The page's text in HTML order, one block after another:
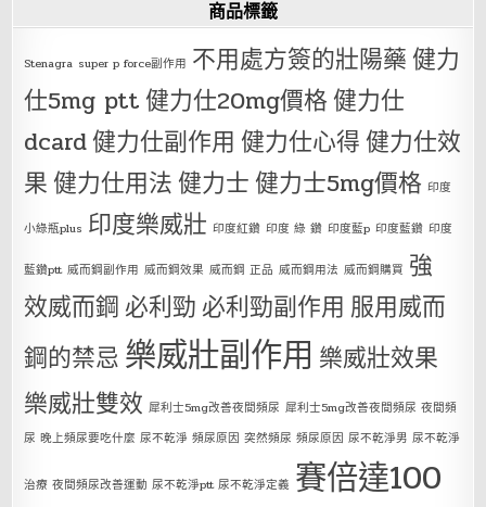
商品標籤
Stenagra super p force副作用 不用處方簽的壯陽藥健力
仕5mg ptt健力仕20mg價格健力仕
dcard健力仕副作用 健力仕心得健力仕效
果健力仕用法健力士健力士5mg價格 印度
小綠瓶plus 印度樂威壯 印度紅鑽 印度 綠 鑽 印度藍p 印度藍鑽 印度
藍鑽ptt 威而鋼副作用 威而鋼效果 威而鋼 正品 威而鋼用法 威而鋼購買 強
效威而鋼 必利勁 必利勁副作用 服用威而
鋼的禁忌 樂威壯副作用 樂威壯效果
樂威壯雙效 犀利士5mg改善夜間頻尿 犀利士5mg改善夜間頻尿 夜間頻
尿 晚上頻尿要吃什麼 尿不乾淨 頻尿原因 突然頻尿 頻尿原因 尿不乾淨男 尿不乾淨
治療 夜間頻尿改善運動 尿不乾淨ptt 尿不乾淨定義 賽倍達100